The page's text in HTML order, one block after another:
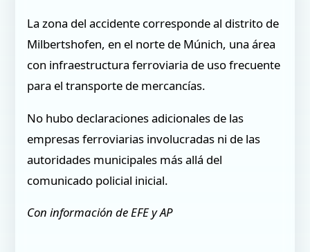
La zona del accidente corresponde al distrito de
Milbertshofen, en el norte de Múnich, una área
con infraestructura ferroviaria de uso frecuente
para el transporte de mercancías.
No hubo declaraciones adicionales de las
empresas ferroviarias involucradas ni de las
autoridades municipales más allá del
comunicado policial inicial.
Con información de EFE y AP